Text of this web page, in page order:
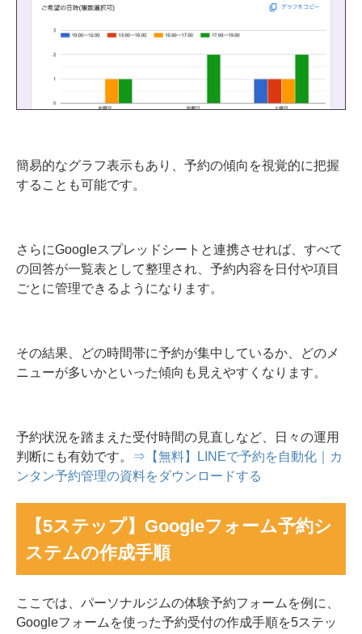
簡易的なグラフ表示もあり、予約の傾向を視覚的に把握
することも可能です。
さらにGoogleスプレッドシートと連携させれば、すべて
の回答が一覧表として整理され、予約内容を日付や項目
ごとに管理できるようになります。
その結果、どの時間帯に予約が集中しているか、どのメ
ニューが多いかといった傾向も見えやすくなります。
予約状況を踏まえた受付時間の見直しなど、日々の運用
判断にも有効です。
⇒【無料】LINEで予約を自動化｜カ
ンタン予約管理の資料をダウンロードする
【5ステップ】Googleフォーム予約シ
ステムの作成手順
ここでは、パーソナルジムの体験予約フォームを例に、
Googleフォームを使った予約受付の作成手順を5ステッ